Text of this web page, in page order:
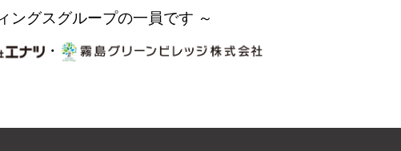
ングスグループの一員です ～
・